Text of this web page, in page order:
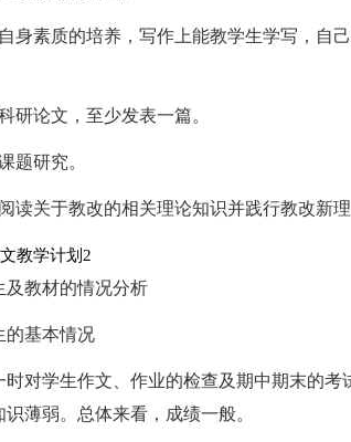
身素质的培养，写作上能教学生学写，自
研论文，至少发表一篇。
题研究。
读关于教改的相关理论知识并践行教改新理
教学计划2
及教材的情况分析
的基本情况
时对学生作文、作业的检查及期中期末的
薄弱。总体来看，成绩一般。